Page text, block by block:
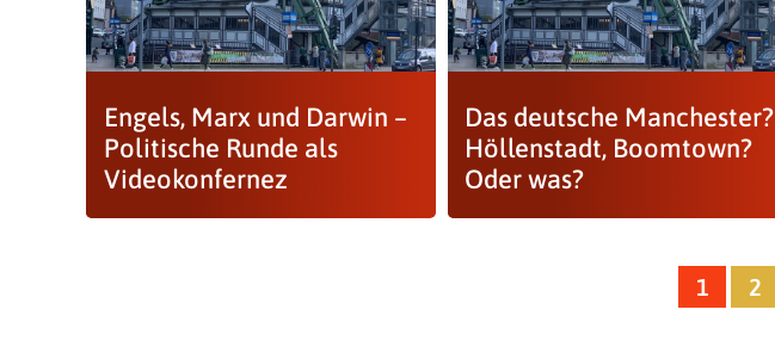
Engels, Marx und Darwin –
Politische Runde als
Videokonfernez
Das deutsche Manchester?
Höllenstadt, Boomtown?
Oder was?
1 2